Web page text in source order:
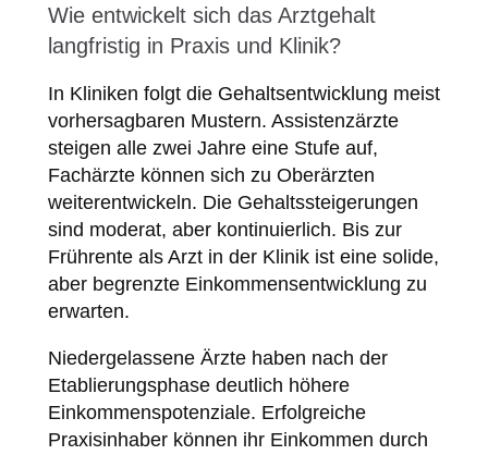
Wie entwickelt sich das Arztgehalt
langfristig in Praxis und Klinik?
In Kliniken folgt die Gehaltsentwicklung meist
vorhersagbaren Mustern. Assistenzärzte
steigen alle zwei Jahre eine Stufe auf,
Fachärzte können sich zu Oberärzten
weiterentwickeln. Die Gehaltssteigerungen
sind moderat, aber kontinuierlich. Bis zur
Frührente als Arzt in der Klinik ist eine solide,
aber begrenzte Einkommensentwicklung zu
erwarten.
Niedergelassene Ärzte haben nach der
Etablierungsphase deutlich höhere
Einkommenspotenziale. Erfolgreiche
Praxisinhaber können ihr Einkommen durch